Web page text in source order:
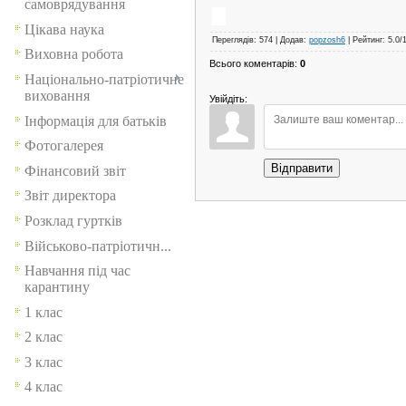
самоврядування
Цікава наука
Виховна робота
Національно-патріотичне
виховання
Інформація для батьків
Фотогалерея
Фінансовий звіт
Звіт директора
Розклад гуртків
Військово-патріотичн...
Навчання під час
карантину
1 клас
2 клас
3 клас
4 клас
Переглядів: 574 Додав: popzosh6 Рейтинг: 5.0/1
Всього коментарів: 0
Увійдіть:
Відправити